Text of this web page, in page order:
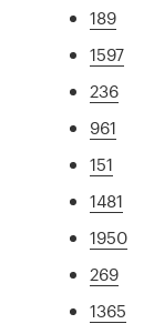
189
1597
236
961
151
1481
1950
269
1365